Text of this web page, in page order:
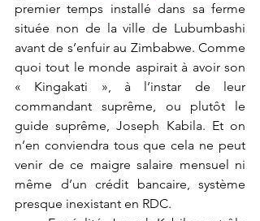
premier temps installé dans sa ferme
située non de la ville de Lubumbashi
avant de s’enfuir au Zimbabwe. Comme
quoi tout le monde aspirait à avoir son
« Kingakati », à l’instar de leur
commandant suprême, ou plutôt le
guide suprême, Joseph Kabila. Et on
n’en conviendra tous que cela ne peut
venir de ce maigre salaire mensuel ni
même d’un crédit bancaire, système
presque inexistant en RDC.